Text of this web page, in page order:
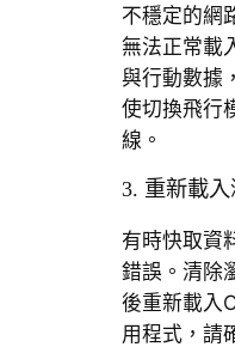
不穩定的網
無法正常載
與行動數據
使切換飛行
線。
3. 重新載
有時快取資
錯誤。清除
後重新載入
用程式，請